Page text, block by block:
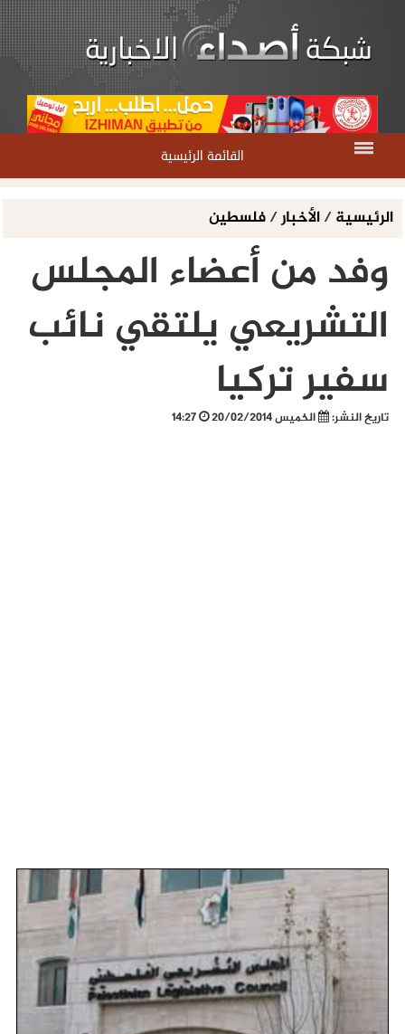
القائمة الرئيسية
الرئيسية/الأخبار/فلسطين
وفد من أعضاء المجلس
التشريعي يلتقي نائب
سفير تركيا
تاريخ النشر: الخميس 20/02/2014